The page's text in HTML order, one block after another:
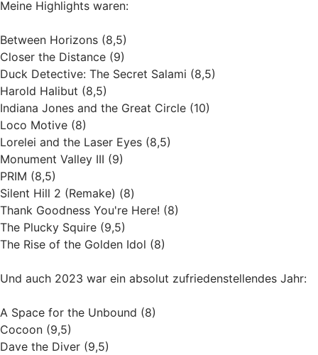
Meine Highlights waren:
Between Horizons (8,5)
Closer the Distance (9)
Duck Detective: The Secret Salami (8,5)
Harold Halibut (8,5)
Indiana Jones and the Great Circle (10)
Loco Motive (8)
Lorelei and the Laser Eyes (8,5)
Monument Valley III (9)
PRIM (8,5)
Silent Hill 2 (Remake) (8)
Thank Goodness You're Here! (8)
The Plucky Squire (9,5)
The Rise of the Golden Idol (8)
Und auch 2023 war ein absolut zufriedenstellendes Jahr:
A Space for the Unbound (8)
Cocoon (9,5)
Dave the Diver (9,5)